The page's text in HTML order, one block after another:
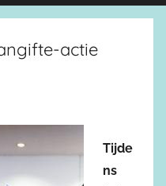
actie
Tijde
ns